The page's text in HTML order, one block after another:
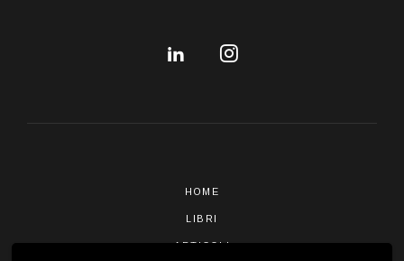
HOME
LIBRI
ARTICOLI